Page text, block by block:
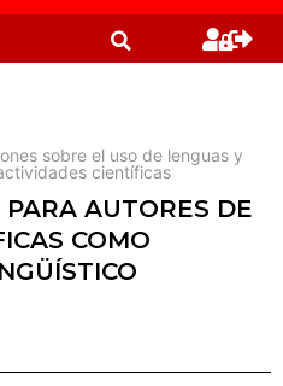
sobre el uso de lenguas y
científicas
AUTORES DE
COMO